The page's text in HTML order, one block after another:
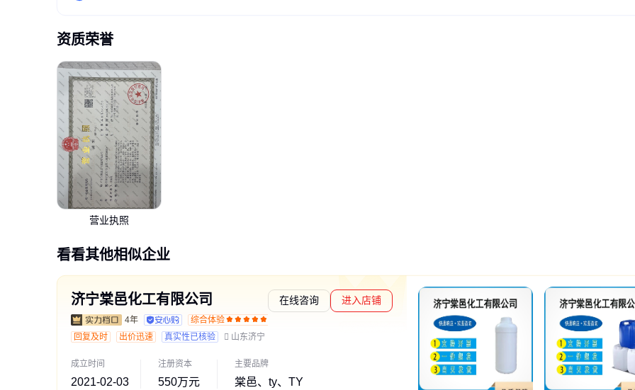
资质荣誉
营业执照
看看其他相似企业
济宁棠邑化工有限公司
4年 综合体验
在线咨询 进入店铺
回复及时 出价迅速 真实性已核验 山东济宁
成立时间
2021-02-03
注册资本
550万元
主要品牌
棠邑、ty、TY